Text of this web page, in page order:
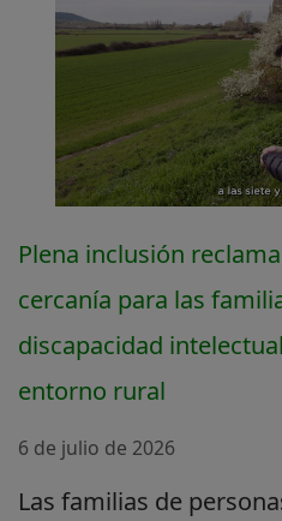
Plena inclusión
cercanía para las
discapacidad
entorno rural
6 de julio de 2026
Las familias de